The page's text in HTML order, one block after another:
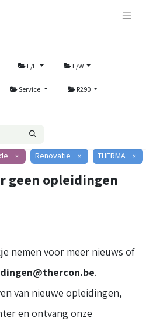
L/L L/W
Service R290
× Renovatie × THERMA ×
geen opleidingen
nemen voor meer nieuws of
.
van nieuwe opleidingen,
en ontvang onze